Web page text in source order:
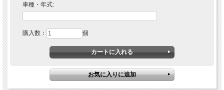
KTM 全てのEXC/EXC-Fモデル 1995以降
KTM 全てのSX/SX-Fモデル 1995以降
KTM 450SMR 2004以降
KTM 690SMC 2015以降 クッシュドライブハブ
Rieju MR Pro 300i / MR Racing 300i 2020以降
Sherco 2005以降
Suzuki RM 125/250 1999-2014
Suzuki RMZ 250 2007以降
車種・年式:
購入数： 個